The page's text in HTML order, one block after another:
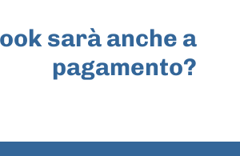
sarà anche a
pagamento?